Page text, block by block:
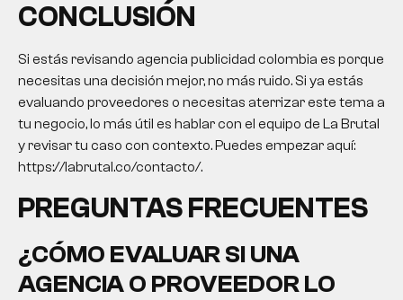
CONCLUSIÓN
Si estás revisando agencia publicidad colombia es porque
necesitas una decisión mejor, no más ruido. Si ya estás
evaluando proveedores o necesitas aterrizar este tema a
tu negocio, lo más útil es hablar con el equipo de La Brutal
y revisar tu caso con contexto. Puedes empezar aquí:
https://labrutal.co/contacto/.
PREGUNTAS FRECUENTES
¿CÓMO EVALUAR SI UNA
AGENCIA O PROVEEDOR LO